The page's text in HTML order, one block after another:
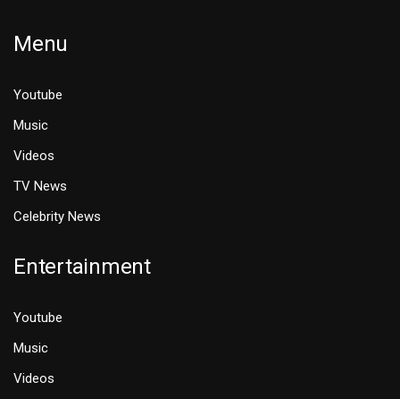
Menu
Youtube
Music
Videos
TV News
Celebrity News
Entertainment
Youtube
Music
Videos